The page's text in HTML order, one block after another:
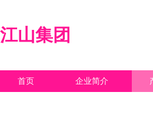
江山集团
首页 企业简介